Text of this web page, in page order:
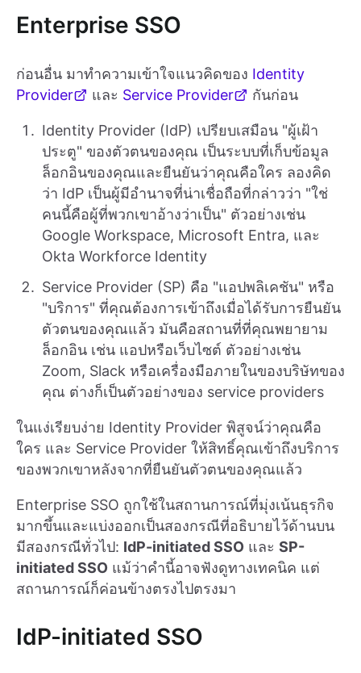
Enterprise SSO
ก่อนอื่น มาทำความเข้าใจแนวคิดของ Identity
Provider
และ Service Provider กันก่อน
Identity Provider (IdP) เปรียบเสมือน "ผู้เฝ้า
ประตู" ของตัวตนของคุณ เป็นระบบที่เก็บข้อมูล
ล็อกอินของคุณและยืนยันว่าคุณคือใคร ลองคิด
ว่า IdP เป็นผู้มีอำนาจที่น่าเชื่อถือที่กล่าวว่า "ใช่
คนนี้คือผู้ที่พวกเขาอ้างว่าเป็น" ตัวอย่างเช่น
Google Workspace, Microsoft Entra, และ
Okta Workforce Identity
Service Provider (SP) คือ "แอปพลิเคชัน" หรือ
"บริการ" ที่คุณต้องการเข้าถึงเมื่อได้รับการยืนยัน
ตัวตนของคุณแล้ว มันคือสถานที่ที่คุณพยายาม
ล็อกอิน เช่น แอปหรือเว็บไซต์ ตัวอย่างเช่น
Zoom, Slack หรือเครื่องมือภายในของบริษัทของ
คุณ ต่างก็เป็นตัวอย่างของ service providers
ในแง่เรียบง่าย Identity Provider พิสูจน์ว่าคุณคือ
ใคร และ Service Provider ให้สิทธิ์คุณเข้าถึงบริการ
ของพวกเขาหลังจากที่ยืนยันตัวตนของคุณแล้ว
Enterprise SSO ถูกใช้ในสถานการณ์ที่มุ่งเน้นธุรกิจ
มากขึ้นและแบ่งออกเป็นสองกรณีที่อธิบายไว้ด้านบน
มีสองกรณีทั่วไป: IdP-initiated SSO และ SP-
initiated SSO แม้ว่าคำนี้อาจฟังดูทางเทคนิค แต่
สถานการณ์ก็ค่อนข้างตรงไปตรงมา
IdP-initiated SSO